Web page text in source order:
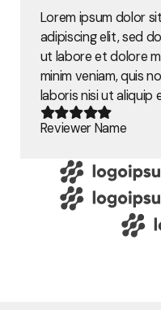
Lorem ipsum dolor
adipiscing elit, sed
ut labore et dolore
minim veniam, quis
laboris nisi ut
Reviewer Name